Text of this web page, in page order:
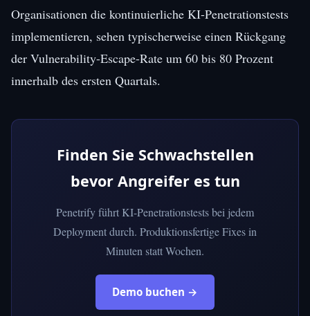
Organisationen die kontinuierliche KI-Penetrationstests
implementieren, sehen typischerweise einen Rückgang
der Vulnerability-Escape-Rate um 60 bis 80 Prozent
innerhalb des ersten Quartals.
Finden Sie Schwachstellen
bevor Angreifer es tun
Penetrify führt KI-Penetrationstests bei jedem
Deployment durch. Produktionsfertige Fixes in
Minuten statt Wochen.
Demo buchen →